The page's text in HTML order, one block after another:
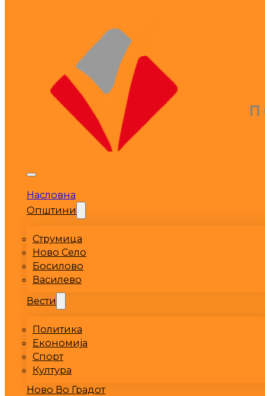
Насловна
Општини
Струмица
Ново Село
Босилово
Василево
Вести
Политика
Економија
Спорт
Култура
Ново Во Градот